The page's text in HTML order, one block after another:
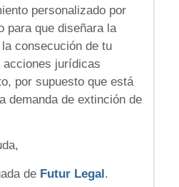
personalizado por
para que diseñara la
consecución de tu
jurídicas
por supuesto que está
demanda de extinción de
de Futur Legal.